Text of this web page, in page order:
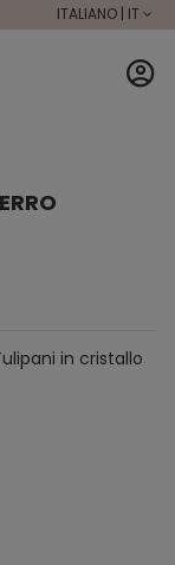
ITALIANO | IT
in cristallo